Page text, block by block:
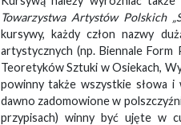
Towarzystwa Artystów Polskich
kursywy, każdy człon nazwy
artystycznych (np. Biennale
Teoretyków Sztuki w Osiekach,
powinny także wszystkie słowa
dawno zadomowione w
przypisach) winny być ujęte w